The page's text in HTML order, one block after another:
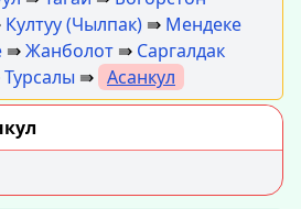
Култуу (Чылпак) ⇛ Мендеке
⇛Жанболот ⇛ Саргалдак
Турсалы ⇛ Асанкул